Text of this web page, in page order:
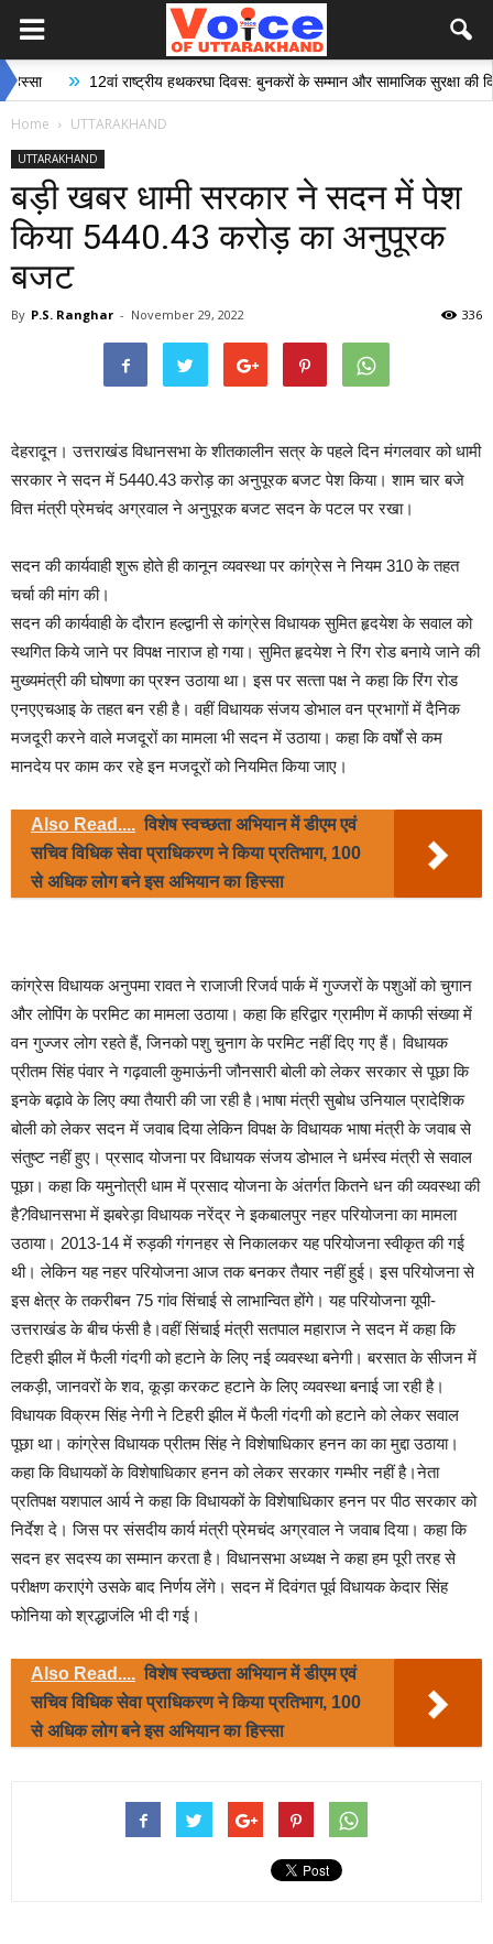
» 12वां राष्ट्रीय हथकरघा दिवस: बुनकरों के सम्मान और सामाजिक सुरक्षा की दिशा में
Home UTTARAKHAND
UTTARAKHAND
बड़ी खबर धामी सरकार ने सदन में पेश
किया 5440.43 करोड़ का अनुपूरक
बजट
By P.S. Ranghar - November 29, 2022 336
देहरादून। उत्तराखंड विधानसभा के शीतकालीन सत्र के पहले दिन मंगलवार को धामी
सरकार ने सदन में 5440.43 करोड़ का अनुपूरक बजट पेश किया। शाम चार बजे
वित्त मंत्री प्रेमचंद अग्रवाल ने अनुपूरक बजट सदन के पटल पर रखा।
सदन की कार्यवाही शुरू होते ही कानून व्यवस्था पर कांग्रेस ने नियम 310 के तहत
चर्चा की मांग की।
सदन की कार्यवाही के दौरान हल्द्वानी से कांग्रेस विधायक सुमित हृदयेश के सवाल को
स्थगित किये जाने पर विपक्ष नाराज हो गया। सुमित हृदयेश ने रिंग रोड बनाये जाने की
मुख्‍यमंत्री की घोषणा का प्रश्न उठाया था। इस पर सत्‍ता पक्ष ने कहा कि रिंग रोड
एनएएचआइ के तहत बन रही है। वहीं विधायक संजय डोभाल वन प्रभागों में दैनिक
मजदूरी करने वाले मजदूरों का मामला भी सदन में उठाया। कहा कि वर्षों से कम
मानदेय पर काम कर रहे इन मजदूरों को नियमित किया जाए।
Also Read.... विशेष स्वच्छता अभियान में डीएम एवं
सचिव विधिक सेवा प्राधिकरण ने किया प्रतिभाग, 100
से अधिक लोग बने इस अभियान का हिस्सा
कांग्रेस विधायक अनुपमा रावत ने राजाजी रिजर्व पार्क में गुज्जरों के पशुओं को चुगान
और लोपिंग के परमिट का मामला उठाया। कहा कि हरिद्वार ग्रामीण में काफी संख्या में
वन गुज्जर लोग रहते हैं, जिनको पशु चुनाग के परमिट नहीं दिए गए हैं। विधायक
प्रीतम सिंह पंवार ने गढ़वाली कुमाऊंनी जौनसारी बोली को लेकर सरकार से पूछा कि
इनके बढ़ावे के लिए क्या तैयारी की जा रही है।भाषा मंत्री सुबोध उनियाल प्रादेशिक
बोली को लेकर सदन में जवाब दिया लेकिन विपक्ष के विधायक भाषा मंत्री के जवाब से
संतुष्ट नहीं हुए। प्रसाद योजना पर विधायक संजय डोभाल ने धर्मस्व मंत्री से सवाल
पूछा। कहा कि यमुनोत्री धाम में प्रसाद योजना के अंतर्गत कितने धन की व्‍यवस्था की
है?विधानसभा में झबरेड़ा विधायक नरेंद्र ने इकबालपुर नहर परियोजना का मामला
उठाया। 2013-14 में रुड़की गंगनहर से निकालकर यह परियोजना स्वीकृत की गई
थी। लेकिन यह नहर परियोजना आज तक बनकर तैयार नहीं हुई। इस परियोजना से
इस क्षेत्र के तकरीबन 75 गांव सिंचाई से लाभान्वित होंगे। यह परियोजना यूपी-
उत्तराखंड के बीच फंसी है।वहीं सिंचाई मंत्री सतपाल महाराज ने सदन में कहा कि
टिहरी झील में फैली गंदगी को हटाने के लिए नई व्यवस्था बनेगी। बरसात के सीजन में
लकड़ी, जानवरों के शव, कूड़ा करकट हटाने के लिए व्यवस्था बनाई जा रही है।
विधायक विक्रम सिंह नेगी ने टिहरी झील में फैली गंदगी को हटाने को लेकर सवाल
पूछा था। कांग्रेस विधायक प्रीतम सिंह ने विशेषाधिकार हनन का का मुद्दा उठाया।
कहा कि विधायकों के विशेषाधिकार हनन को लेकर सरकार गम्भीर नहीं है।नेता
प्रतिपक्ष यशपाल आर्य ने कहा कि विधायकों के विशेषाधिकार हनन पर पीठ सरकार को
निर्देश दे। जिस पर संसदीय कार्य मंत्री प्रेमचंद अग्रवाल ने जवाब दिया। कहा कि
सदन हर सदस्य का सम्मान करता है। विधानसभा अध्यक्ष ने कहा हम पूरी तरह से
परीक्षण कराएंगे उसके बाद निर्णय लेंगे। सदन में दिवंगत पूर्व विधायक केदार सिंह
फोनिया को श्रद्धाजंलि भी दी गई।
Also Read.... विशेष स्वच्छता अभियान में डीएम एवं
सचिव विधिक सेवा प्राधिकरण ने किया प्रतिभाग, 100
से अधिक लोग बने इस अभियान का हिस्सा